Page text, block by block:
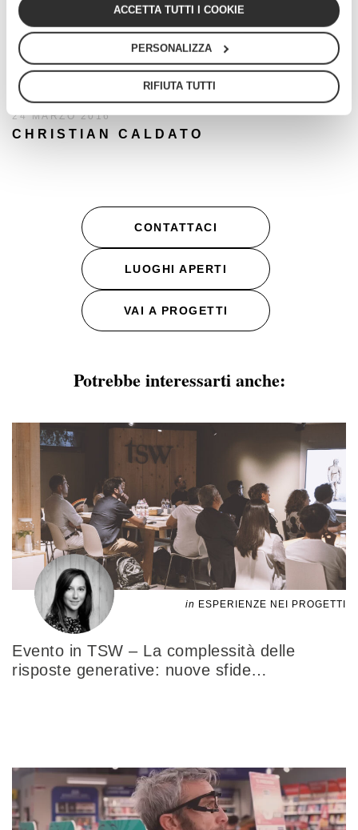
In alternativa, puoi cliccare fuori dal banner per continuare a navigare,
acconsentendo solo ai cookie tecnici essenziali.
ACCETTA TUTTI I COOKIE
PERSONALIZZA
RIFIUTA TUTTI
24 MARZO 2016
CHRISTIAN CALDATO
CONTATTACI
LUOGHI APERTI
VAI A PROGETTI
Potrebbe interessarti anche:
in ESPERIENZE NEI PROGETTI
Evento in TSW – La complessità delle
risposte generative: nuove sfide…